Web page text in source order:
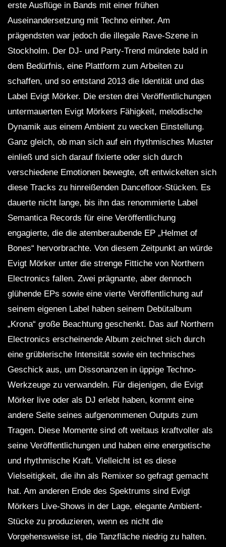
erste Ausflüge in Bands mit einer frühen
Auseinandersetzung mit Techno einher. Am
prägendsten war jedoch die illegale Rave-Szene in
Stockholm. Der DJ- und Party-Trend mündete bald in
dem Bedürfnis, eine Plattform zum Arbeiten zu
schaffen, und so entstand 2013 die Identität und das
Label Evigt Mörker. Die ersten drei Veröffentlichungen
untermauerten Evigt Mörkers Fähigkeit, melodische
Dynamik aus einem Ambient zu wecken Einstellung.
Ganz gleich, ob man sich auf ein rhythmisches Muster
einließ und sich darauf fixierte oder sich durch
verschiedene Emotionen bewegte, oft entwickelten sich
diese Tracks zu hinreißenden Dancefloor-Stücken. Es
dauerte nicht lange, bis ihn das renommierte Label
Semantica Records für eine Veröffentlichung
engagierte, die die atemberaubende EP „Helmet of
Bones“ hervorbrachte. Von diesem Zeitpunkt an würde
Evigt Mörker unter die strenge Fittiche von Northern
Electronics fallen. Zwei prägnante, aber dennoch
glühende EPs sowie eine vierte Veröffentlichung auf
seinem eigenen Label haben seinem Debütalbum
„Krona“ große Beachtung geschenkt. Das auf Northern
Electronics erscheinende Album zeichnet sich durch
eine grüblerische Intensität sowie ein technisches
Geschick aus, um Dissonanzen in üppige Techno-
Werkzeuge zu verwandeln. Für diejenigen, die Evigt
Mörker live oder als DJ erlebt haben, kommt eine
andere Seite seines aufgenommenen Outputs zum
Tragen. Diese Momente sind oft weitaus kraftvoller als
seine Veröffentlichungen und haben eine energetische
und rhythmische Kraft. Vielleicht ist es diese
Vielseitigkeit, die ihn als Remixer so gefragt gemacht
hat. Am anderen Ende des Spektrums sind Evigt
Mörkers Live-Shows in der Lage, elegante Ambient-
Stücke zu produzieren, wenn es nicht die
Vorgehensweise ist, die Tanzfläche niedrig zu halten.